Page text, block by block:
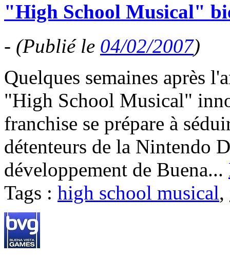
"High School Musical"
- (Publié le 04/02/2007)
Quelques semaines après
"High School Musical"
franchise se prépare à
détenteurs de la Nintendo
développement de Buena...
Tags : high school musical,